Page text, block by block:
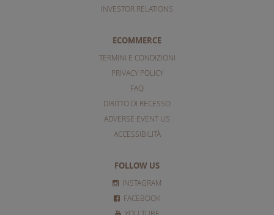
INVESTOR RELATIONS
ECOMMERCE
TERMINI E CONDIZIONI
PRIVACY POLICY
FAQ
DIRITTO DI RECESSO
ADVERSE EVENT US
ACCESSIBILITÀ
FOLLOW US
INSTAGRAM
FACEBOOK
YOU TUBE